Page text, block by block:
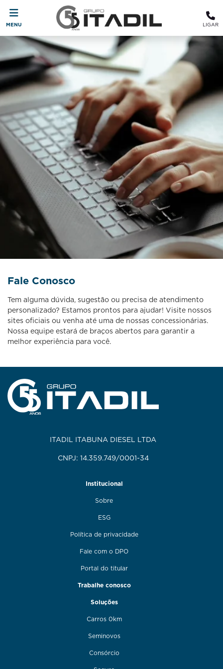
MENU LIGAR
Fale Conosco
Tem alguma dúvida, sugestão ou precisa de atendimento
personalizado? Estamos prontos para ajudar! Visite nossos
sites oficiais ou venha até uma de nossas concessionárias.
Nossa equipe estará de braços abertos para garantir a
melhor experiência para você.
ITADIL ITABUNA DIESEL LTDA
CNPJ: 14.359.749/0001-34
Institucional
Sobre
ESG
Política de privacidade
Fale com o DPO
Portal do titular
Trabalhe conosco
Soluções
Carros 0km
Seminovos
Consórcio